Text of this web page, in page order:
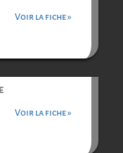
Voir la fiche »
Voir la fiche »